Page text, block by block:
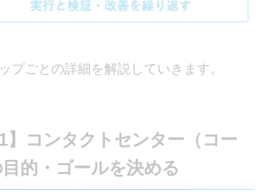
プごとの詳細を解説していきます。
】コンタクトセンター（コー
的・ゴールを決める